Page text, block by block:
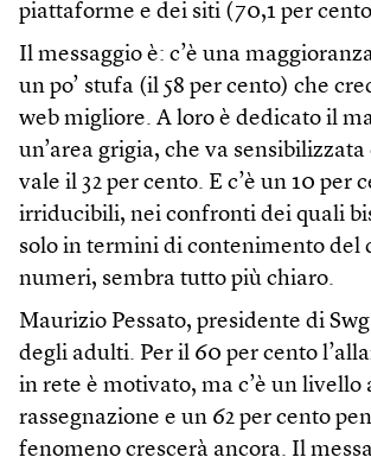
piattaforme e dei siti (70,1 per
Il messaggio è: c’è una
un po’ stufa (il 58 per cento) che
web migliore. A loro è dedicato il
un’area grigia, che va
vale il 32 per cento. E c’è un 10 per
irriducibili, nei confronti dei quali
solo in termini di contenimento del
numeri, sembra tutto più chiaro.
Maurizio Pessato, presidente di
degli adulti. Per il 60 per cento
in rete è motivato, ma c’è un livello
rassegnazione e un 62 per cento
fenomeno crescerà ancora. Il